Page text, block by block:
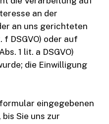
an der
an uns gerichteten
DSGVO) oder auf
1 lit. a DSGVO)
die Einwilligung
eingegebenen
Sie uns zur